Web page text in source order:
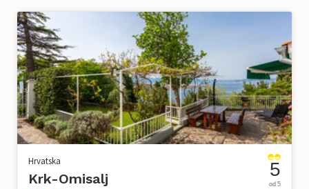
Hrvatska
Krk-Omisalj 5
od 5